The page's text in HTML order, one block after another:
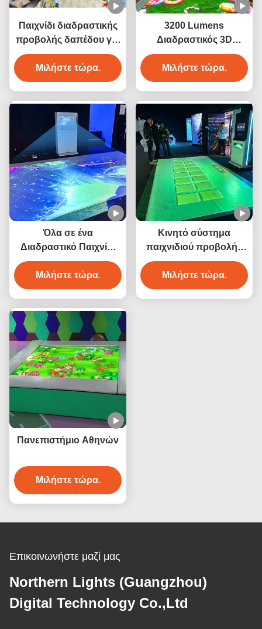
Παιχνίδι διαδραστικής
προβολής δαπέδου για
πάρκο διασκέδασης
Μιλήστε τώρα.
3200 Lumens
Διαδραστικός 3D
Προβολέας για το
δάπεδο για
διακόσμηση
Μιλήστε τώρα.
Όλα σε ένα
Διαδραστικό Παιχνίδι
Διαδραστική Προβολή
για Παιδιά
Μιλήστε τώρα.
Κινητό σύστημα
παιχνιδιού προβολής
δαπέδου Διαδραστική
μηχανή προβολής
Μιλήστε τώρα.
Πανεπιστήμιο Αθηνών
Μιλήστε τώρα.
Επικοινωνήστε μαζί μας
Northern Lights (Guangzhou)
Digital Technology Co.,Ltd